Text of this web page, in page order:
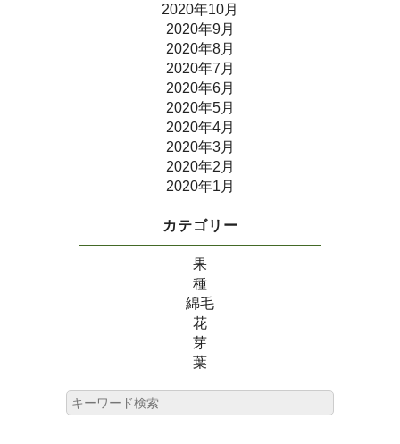
2020年10月
2020年9月
2020年8月
2020年7月
2020年6月
2020年5月
2020年4月
2020年3月
2020年2月
2020年1月
カテゴリー
果
種
綿毛
花
芽
葉